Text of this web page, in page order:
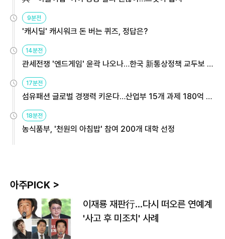
9분전
'캐시딜' 캐시워크 돈 버는 퀴즈, 정답은?
14분전
관세전쟁 '엔드게임' 윤곽 나오나…한국 新통상정책 교두보 활
용해야
17분전
섬유패션 글로벌 경쟁력 키운다…산업부 15개 과제 180억 지
원
18분전
농식품부, '천원의 아침밥' 참여 200개 대학 선정
아주PICK >
이재룡 재판行…다시 떠오른 연예계
'사고 후 미조치' 사례